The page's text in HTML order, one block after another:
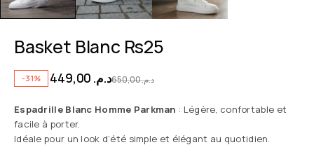
Basket Blanc Rs25
-31% د.م.650,00 د.م.
Espadrille Blanc Homme Parkman : Légère, confortable et
facile à porter.
Idéale pour un look d’été simple et élégant au quotidien.